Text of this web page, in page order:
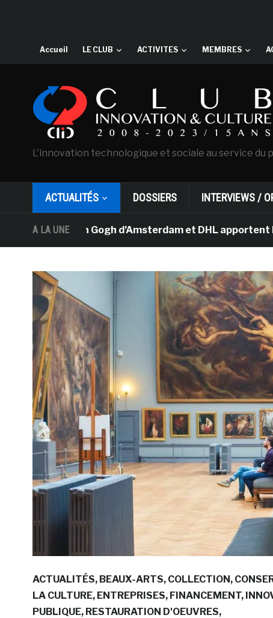
Accueil LE CLUB ACTIVITES MEMBRES
L'innovation technologique et sociale au service du
ACTUALITÉS DOSSIERS INTERVIEWS /
A LA UNE
Van Gogh d’Amsterdam et DHL apportent l’art
ACTUALITÉS BEAUX-ARTS COLLECTION
LA CULTURE ENTREPRISES FINANCEMENT
PUBLIQUE RESTAURATION D'OEUVRES